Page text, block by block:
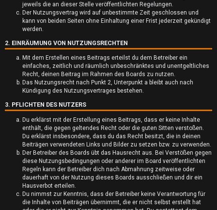
b
n
jeweils die an dieser Stelle veröffentlichten Regelungen.
Der Nutzungsvertrag wird auf unbestimmte Zeit geschlossen und
kann von beiden Seiten ohne Einhaltung einer Frist jederzeit gekündigt
werden.
2. EINRÄUMUNG VON NUTZUNGSRECHTEN
Mit dem Erstellen eines Beitrags erteilst du dem Betreiber ein
einfaches, zeitlich und räumlich unbeschränktes und unentgeltliches
Recht, deinen Beitrag im Rahmen des Boards zu nutzen.
Das Nutzungsrecht nach Punkt 2, Unterpunkt a bleibt auch nach
Kündigung des Nutzungsvertrages bestehen.
3. PFLICHTEN DES NUTZERS
Du erklärst mit der Erstellung eines Beitrags, dass er keine Inhalte
enthält, die gegen geltendes Recht oder die guten Sitten verstoßen.
Du erklärst insbesondere, dass du das Recht besitzt, die in deinen
Beiträgen verwendeten Links und Bilder zu setzen bzw. zu verwenden.
Der Betreiber des Boards übt das Hausrecht aus. Bei Verstößen gegen
diese Nutzungsbedingungen oder anderer im Board veröffentlichten
Regeln kann der Betreiber dich nach Abmahnung zeitweise oder
dauerhaft von der Nutzung dieses Boards ausschließen und dir ein
Hausverbot erteilen.
Du nimmst zur Kenntnis, dass der Betreiber keine Verantwortung für
die Inhalte von Beiträgen übernimmt, die er nicht selbst erstellt hat